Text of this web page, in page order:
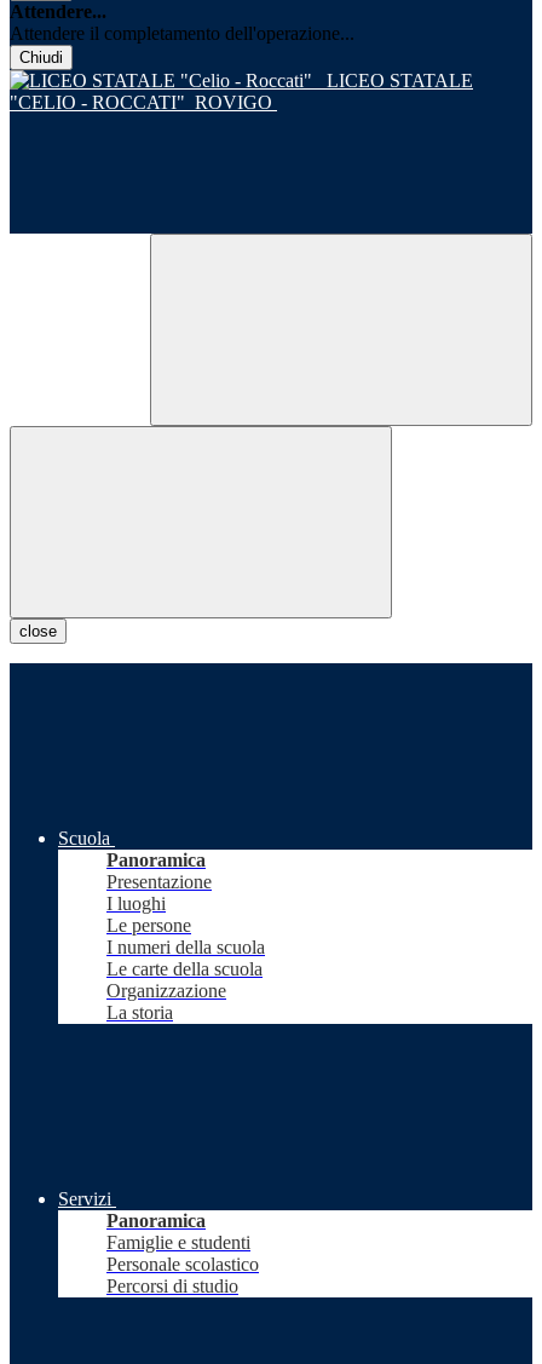
Attendere...
Attendere il completamento dell'operazione...
Chiudi
LICEO STATALE
"CELIO - ROCCATI" ROVIGO
close
Scuola
Panoramica
Presentazione
I luoghi
Le persone
I numeri della scuola
Le carte della scuola
Organizzazione
La storia
Servizi
Panoramica
Famiglie e studenti
Personale scolastico
Percorsi di studio